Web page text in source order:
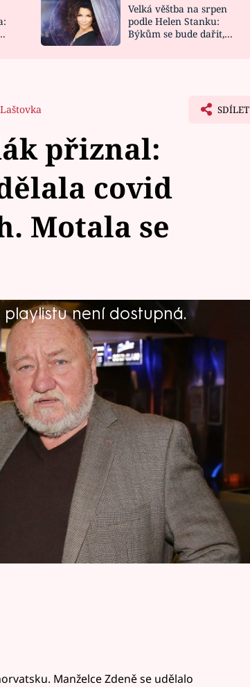
NOVINKY
VIDEORECEPTY
Velká věštba na srpen
podle Helen Stanku:
Býkům se bude dařit,
SDÍLET
přiznal:
covid
Motala se
není dostupná.
prodělal loni covid, varianty
že to bude slabounké a já
Co Čech, to politik! na CNN Prima
koronaviru potýká s fatálními
se srdcem, a dokonce přišla o
Manželce Zdeně se udělalo